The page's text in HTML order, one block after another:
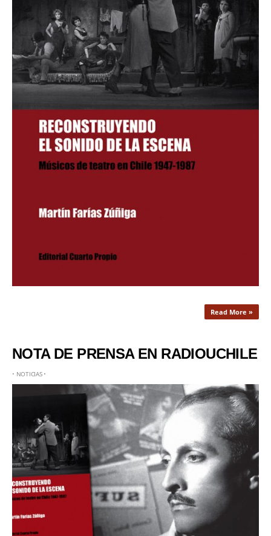
Read More »
NOTA DE PRENSA EN RADIOUCHILE
• NOTICIAS•